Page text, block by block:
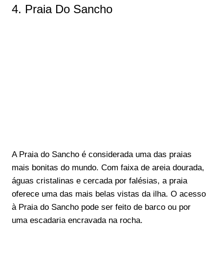
4. Praia Do Sancho
A Praia do Sancho é considerada uma das praias
mais bonitas do mundo. Com faixa de areia dourada,
águas cristalinas e cercada por falésias, a praia
oferece uma das mais belas vistas da ilha. O acesso
à Praia do Sancho pode ser feito de barco ou por
uma escadaria encravada na rocha.